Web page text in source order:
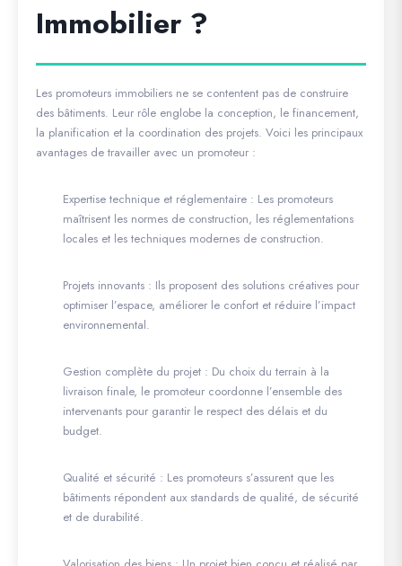
Immobilier ?
Les promoteurs immobiliers ne se contentent pas de construire
des bâtiments. Leur rôle englobe la conception, le financement,
la planification et la coordination des projets. Voici les principaux
avantages de travailler avec un promoteur :
Expertise technique et réglementaire : Les promoteurs
maîtrisent les normes de construction, les réglementations
locales et les techniques modernes de construction.
Projets innovants : Ils proposent des solutions créatives pour
optimiser l’espace, améliorer le confort et réduire l’impact
environnemental.
Gestion complète du projet : Du choix du terrain à la
livraison finale, le promoteur coordonne l’ensemble des
intervenants pour garantir le respect des délais et du
budget.
Qualité et sécurité : Les promoteurs s’assurent que les
bâtiments répondent aux standards de qualité, de sécurité
et de durabilité.